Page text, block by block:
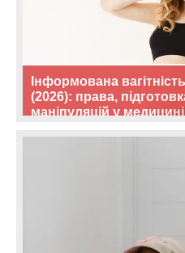
Інформована
(2026): права,
маніпуляцій у медицині